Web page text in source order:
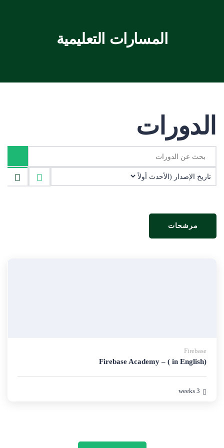
المسارات التعليمية
الدورات
مرشحات
Firebase
Firebase Academy – ( in English)
3 weeks